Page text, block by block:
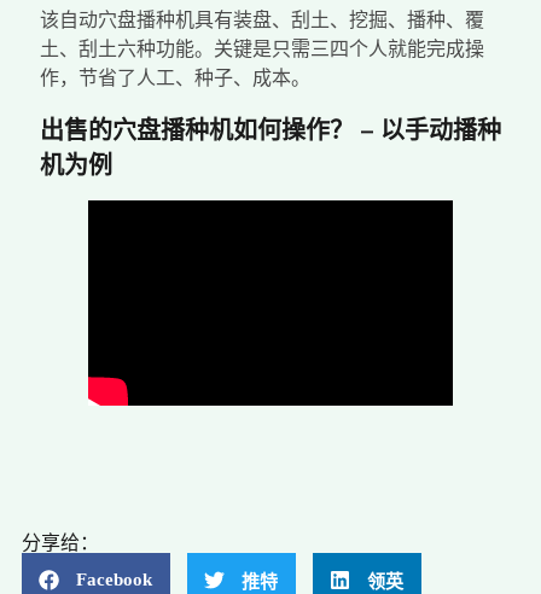
该自动穴盘播种机具有装盘、刮土、挖掘、播种、覆
土、刮土六种功能。关键是只需三四个人就能完成操
作，节省了人工、种子、成本。
出售的穴盘播种机如何操作？ – 以手动播种
机为例
分享给：
Facebook 推特 领英